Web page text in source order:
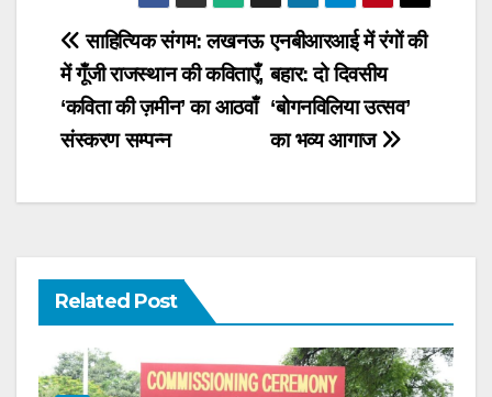
Post
navigation
एनबीआरआई में रंगों की
बहार: दो दिवसीय
‘बोगनविलिया उत्सव’
का भव्य आगाज
साहित्यिक संगम: लखनऊ
में गूँजी राजस्थान की कविताएँ,
‘कविता की ज़मीन’ का आठवाँ
संस्करण सम्पन्न
Related Post